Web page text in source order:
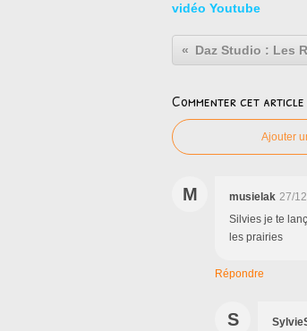
vidéo Youtube
Daz Studio : Les
Commenter cet article
Ajouter
M musielak 27/
Silvies je te
les
Répondre
S